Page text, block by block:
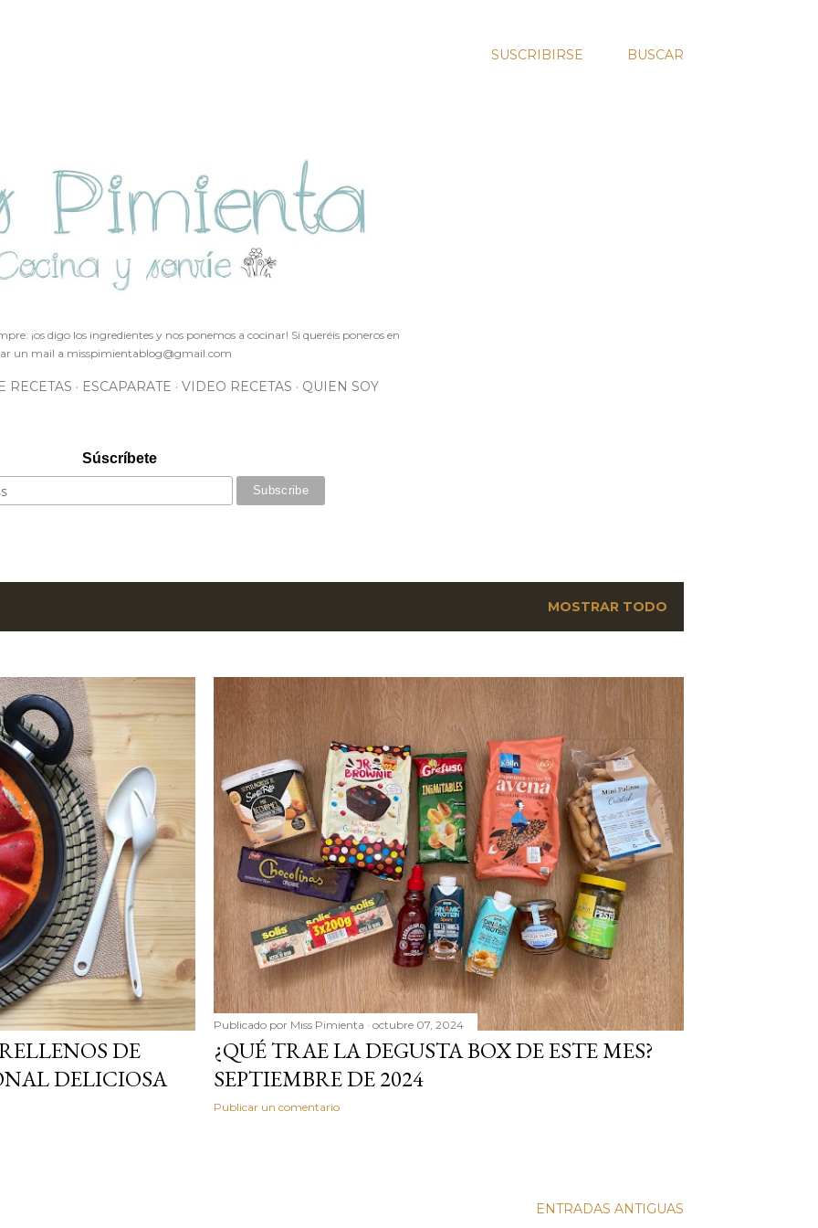
SUSCRIBIRSE BUSCAR
¡os digo los ingredientes y nos ponemos a cocinar! Si queréis poneros en
un mail a misspimientablog@gmail.com
RECETAS ESCAPARATE VIDEO RECETAS QUIEN SOY
Súscríbete
MOSTRAR TODO
DE
DELICIOSA
Publicado por Miss Pimienta octubre 07, 2024
¿QUÉ TRAE LA DEGUSTA BOX DE ESTE MES?
SEPTIEMBRE DE 2024
Publicar un comentario
ENTRADAS ANTIGUAS